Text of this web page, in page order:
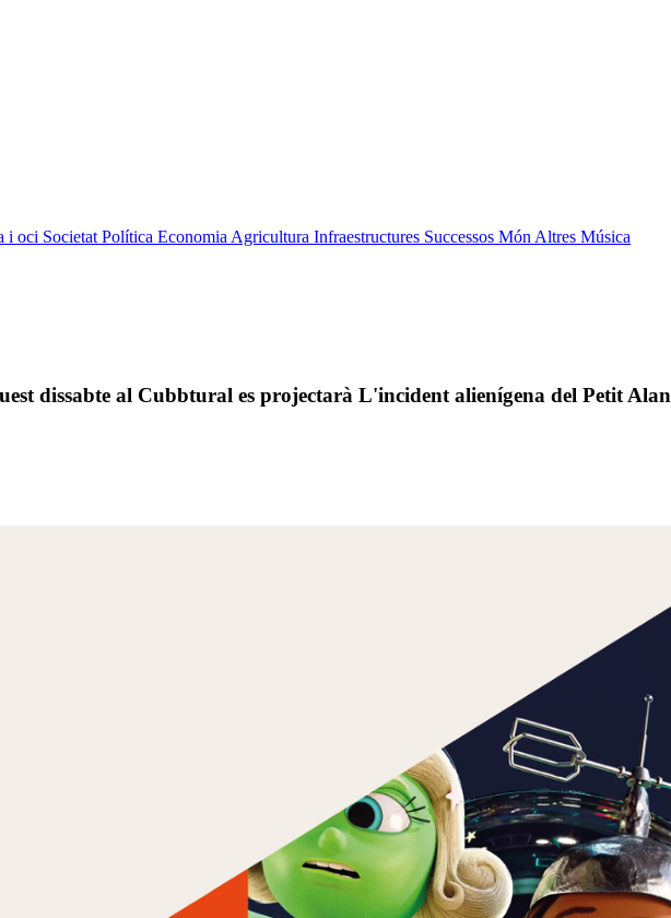
i oci Societat Política Economia Agricultura Infraestructures Successos Món Altres Música
dissabte al Cubbtural es projectarà L'incident alienígena del Petit Alan